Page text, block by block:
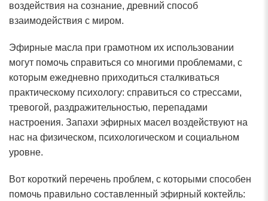
воздействия на сознание, древний способ
взаимодействия с миром.
Эфирные масла при грамотном их использовании
могут помочь справиться со многими проблемами, с
которым ежедневно приходиться сталкиваться
практическому психологу: справиться со стрессами,
тревогой, раздражительностью, перепадами
настроения. Запахи эфирных масел воздействуют на
нас на физическом, психологическом и социальном
уровне.
Вот короткий перечень проблем, с которыми способен
помочь правильно составленный эфирный коктейль: